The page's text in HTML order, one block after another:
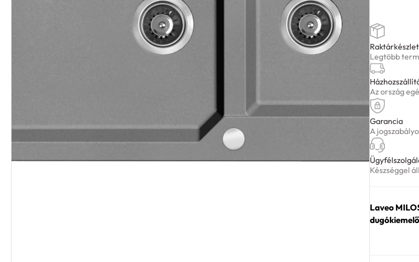
kétmedencés
gránit
szürke
mosogató
helytakarékos
dugókiemelős
szifonnal
mennyiség
Raktárkészlet
Legtöbb
Az ország
Garancia
A
Készséggel
Laveo